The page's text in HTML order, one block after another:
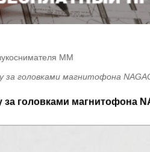
MM
за головками магнитофона
за головками магнитофона